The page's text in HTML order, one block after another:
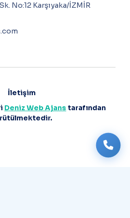
No:12 Karşıyaka/İZMİR
Deniz Web Ajans tarafından
İletişim